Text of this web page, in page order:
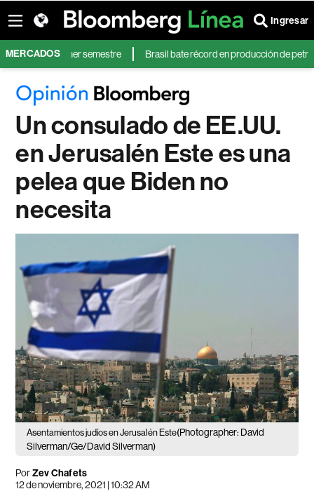
Ingresar
MERCADOS
en el primer semestre Brasil bate récord en producción de petróleo
Un consulado de EE.UU.
en Jerusalén Este es una
pelea que Biden no
necesita
Asentamientos judíos en Jerusalén Este(Photographer: David
Silverman/Ge/David Silverman)
PorZev Chafets
12 de noviembre, 2021 | 10:32 AM